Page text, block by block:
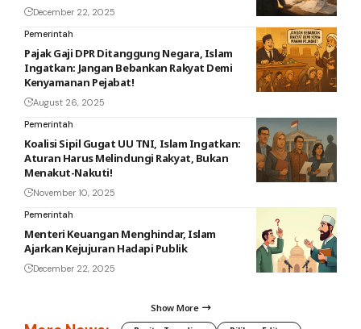
December 22, 2025
Pemerintah
Pajak Gaji DPR Ditanggung Negara, Islam
Ingatkan: Jangan Bebankan Rakyat Demi
Kenyamanan Pejabat!
August 26, 2025
Pemerintah
Koalisi Sipil Gugat UU TNI, Islam Ingatkan:
Aturan Harus Melindungi Rakyat, Bukan
Menakut-Nakuti!
November 10, 2025
Pemerintah
Menteri Keuangan Menghindar, Islam
Ajarkan Kejujuran Hadapi Publik
December 22, 2025
Show More